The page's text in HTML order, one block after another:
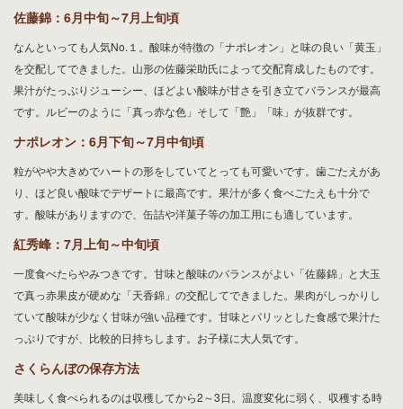
佐藤錦：6月中旬～7月上旬頃
なんといっても人気No.１。酸味が特徴の「ナポレオン」と味の良い「黄玉」
を交配してできました。山形の佐藤栄助氏によって交配育成したものです。
果汁がたっぷりジューシー、ほどよい酸味が甘さを引き立てバランスが最高
です。ルビーのように「真っ赤な色」そして「艶」「味」が抜群です。
ナポレオン：6月下旬～7月中旬頃
粒がやや大きめでハートの形をしていてとっても可愛いです。歯ごたえがあ
り、ほど良い酸味でデザートに最高です。果汁が多く食べごたえも十分で
す。酸味がありますので、缶詰や洋菓子等の加工用にも適しています。
紅秀峰：7月上旬～中旬頃
一度食べたらやみつきです。甘味と酸味のバランスがよい「佐藤錦」と大玉
で真っ赤果皮が硬めな「天香錦」の交配してできました。果肉がしっかりし
ていて酸味が少なく甘味が強い品種です。甘味とパリッとした食感で果汁た
っぷりですが、比較的日持ちします。お子様に大人気です。
さくらんぼの保存方法
美味しく食べられるのは収穫してから2～3日。温度変化に弱く、収穫する時